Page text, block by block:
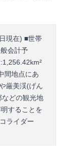
現在) ■世帯
会計予
間地点にあ
厳美渓(げん
などの観光地
することを
ライダー